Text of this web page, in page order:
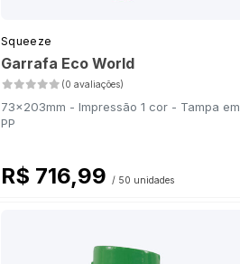
Squeeze
Garrafa Eco World
(0 avaliações)
73x203mm - Impressão 1 cor - Tampa em
PP
R$ 716,99 / 50 unidades